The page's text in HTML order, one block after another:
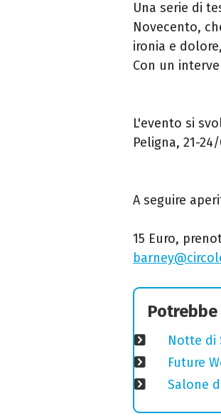
Una serie di
Novecento,
ironia e
Con un
L'evento si
Peligna, 21-
A seguire
15 Euro,
Notte di
Future
Salone